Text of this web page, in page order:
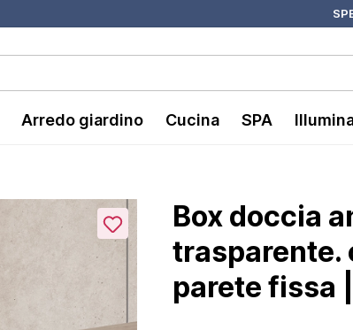
Arredo giardino Cucina SPA
Box doccia
trasparente.
parete fissa